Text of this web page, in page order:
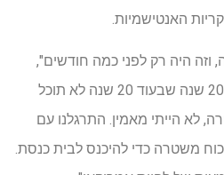
האנטישמיות.
וזה היה רק ​​לפני כמה חודשים",
אמר. "אם היית אומר לי לפני 20 שנה שבעוד 20 שנה לא תוכל
לא הייתי מאמין. התרגלנו עם
משטרה כדי להיכנס לבית כנסת.